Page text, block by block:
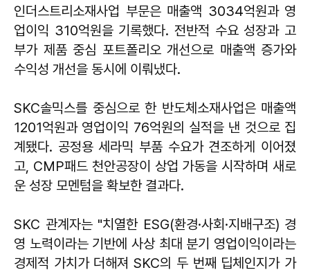
인더스트리소재사업 부문은 매출액 3034억원과 영
업이익 310억원을 기록했다. 전반적 수요 성장과 고
부가 제품 중심 포트폴리오 개선으로 매출액 증가와
수익성 개선을 동시에 이뤄냈다.
SKC솔믹스를 중심으로 한 반도체소재사업은 매출액
1201억원과 영업이익 76억원의 실적을 낸 것으로 집
계됐다. 공정용 세라믹 부품 수요가 견조하게 이어졌
고, CMP패드 천안공장이 상업 가동을 시작하며 새로
운 성장 모멘텀을 확보한 결과다.
SKC 관계자는 "치열한 ESG(환경·사회·지배구조) 경
영 노력이라는 기반에 사상 최대 분기 영업이익이라는
경제적 가치가 더해져 SKC의 두 번째 딥체인지가 가